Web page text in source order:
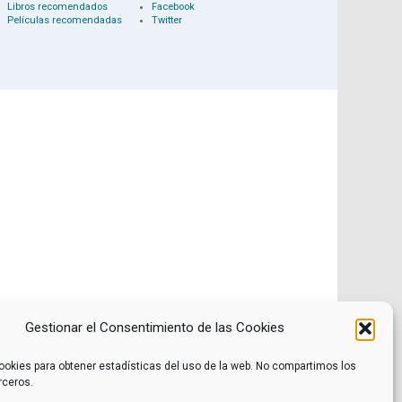
Gestionar el Consentimiento de las Cookies
para obtener estadísticas del uso de la web. No compartimos los
Libros recomendados
Películas recomendadas
Facebook
Twitter